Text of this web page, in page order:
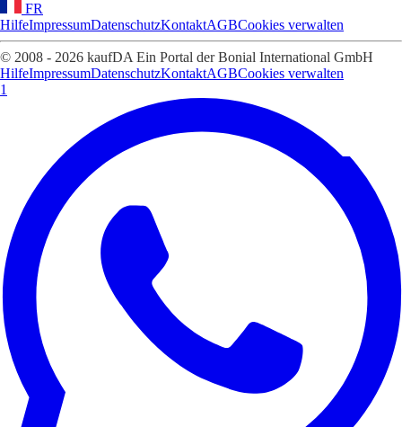
FR
HilfeImpressumDatenschutzKontaktAGBCookies verwalten
© 2008 - 2026 kaufDA Ein Portal der Bonial International GmbH
HilfeImpressumDatenschutzKontaktAGBCookies verwalten
1